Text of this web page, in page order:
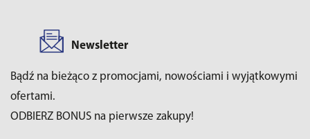
Newsletter
Bądź na bieżąco z promocjami, nowościami i wyjątkowymi
ofertami.
ODBIERZ BONUS na pierwsze zakupy!